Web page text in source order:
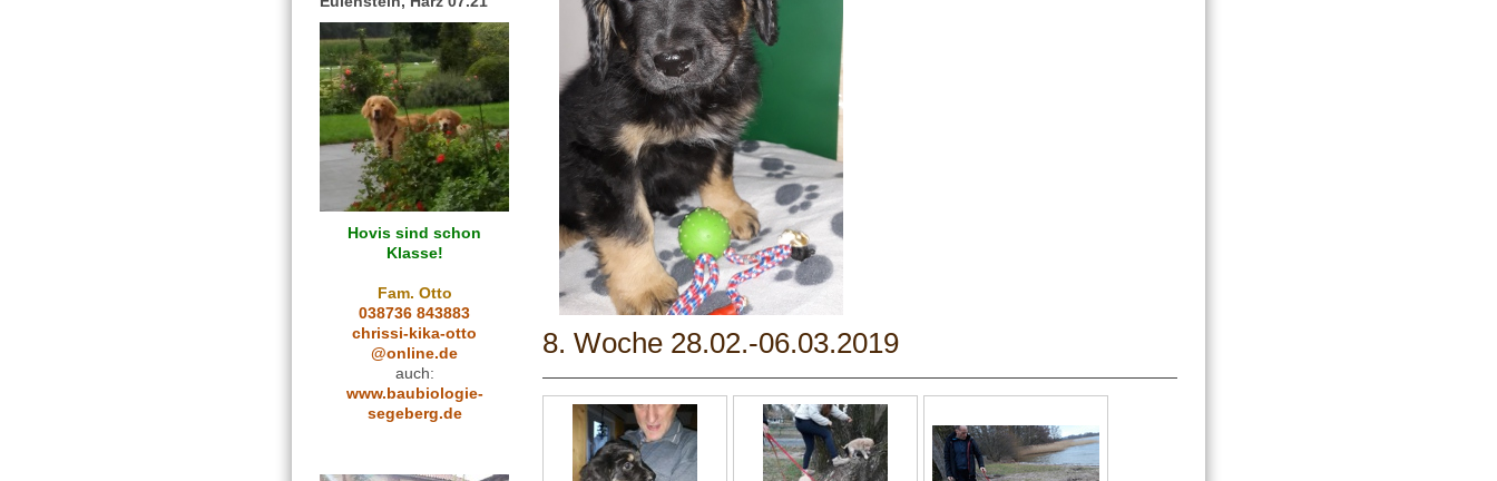
Hovis sind schon
Klasse!
Fam. Otto
038736 843883
chrissi-kika-otto
@online.de
auch:
www.baubiologie-
segeberg.de
8. Woche 28.02.-06.03.2019